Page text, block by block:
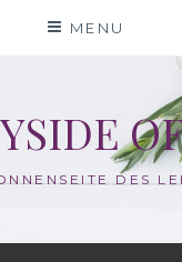
MENU
DES